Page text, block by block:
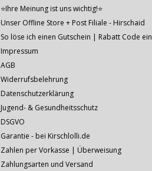
⭐Ihre Meinung ist uns wichtig!⭐
Unser Offline Store + Post Filiale - Hirschaid
So löse ich einen Gutschein | Rabatt Code ein
Impressum
AGB
Widerrufsbelehrung
Datenschutzerklärung
Jugend- & Gesundheitsschutz
DSGVO
Garantie - bei Kirschlolli.de
Zahlen per Vorkasse | Überweisung
Zahlungsarten und Versand